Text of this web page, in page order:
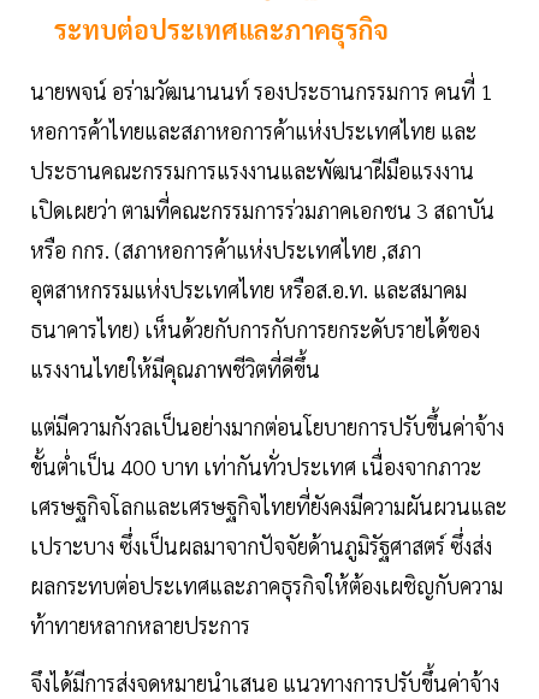
ระทบต่อประเทศและภาคธุรกิจ
นายพจน์ อร่ามวัฒนานนท์ รองประธานกรรมการ คนที่ 1
หอการค้าไทยและสภาหอการค้าแห่งประเทศไทย และ
ประธานคณะกรรมการแรงงานและพัฒนาฝีมือแรงงาน
เปิดเผยว่า ตามที่คณะกรรมการร่วมภาคเอกชน 3 สถาบัน
หรือ กกร. (สภาหอการค้าแห่งประเทศไทย ,สภา
อุตสาหกรรมแห่งประเทศไทย หรือส.อ.ท. และสมาคม
ธนาคารไทย) เห็นด้วยกับการกับการยกระดับรายได้ของ
แรงงานไทยให้มีคุณภาพชีวิตที่ดีขึ้น
แต่มีความกังวลเป็นอย่างมากต่อนโยบายการปรับขึ้นค่าจ้าง
ขั้นต่ำเป็น 400 บาท เท่ากันทั่วประเทศ เนื่องจากภาวะ
เศรษฐกิจโลกและเศรษฐกิจไทยที่ยังคงมีความผันผวนและ
เปราะบาง ซึ่งเป็นผลมาจากปัจจัยด้านภูมิรัฐศาสตร์ ซึ่งส่ง
ผลกระทบต่อประเทศและภาคธุรกิจให้ต้องเผชิญกับความ
ท้าทายหลากหลายประการ
จึงได้มีการส่งจดหมายนำเสนอ แนวทางการปรับขึ้นค่าจ้าง